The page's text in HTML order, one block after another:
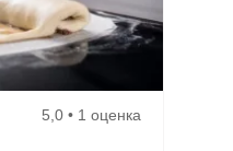
5,0 • 1 оценка